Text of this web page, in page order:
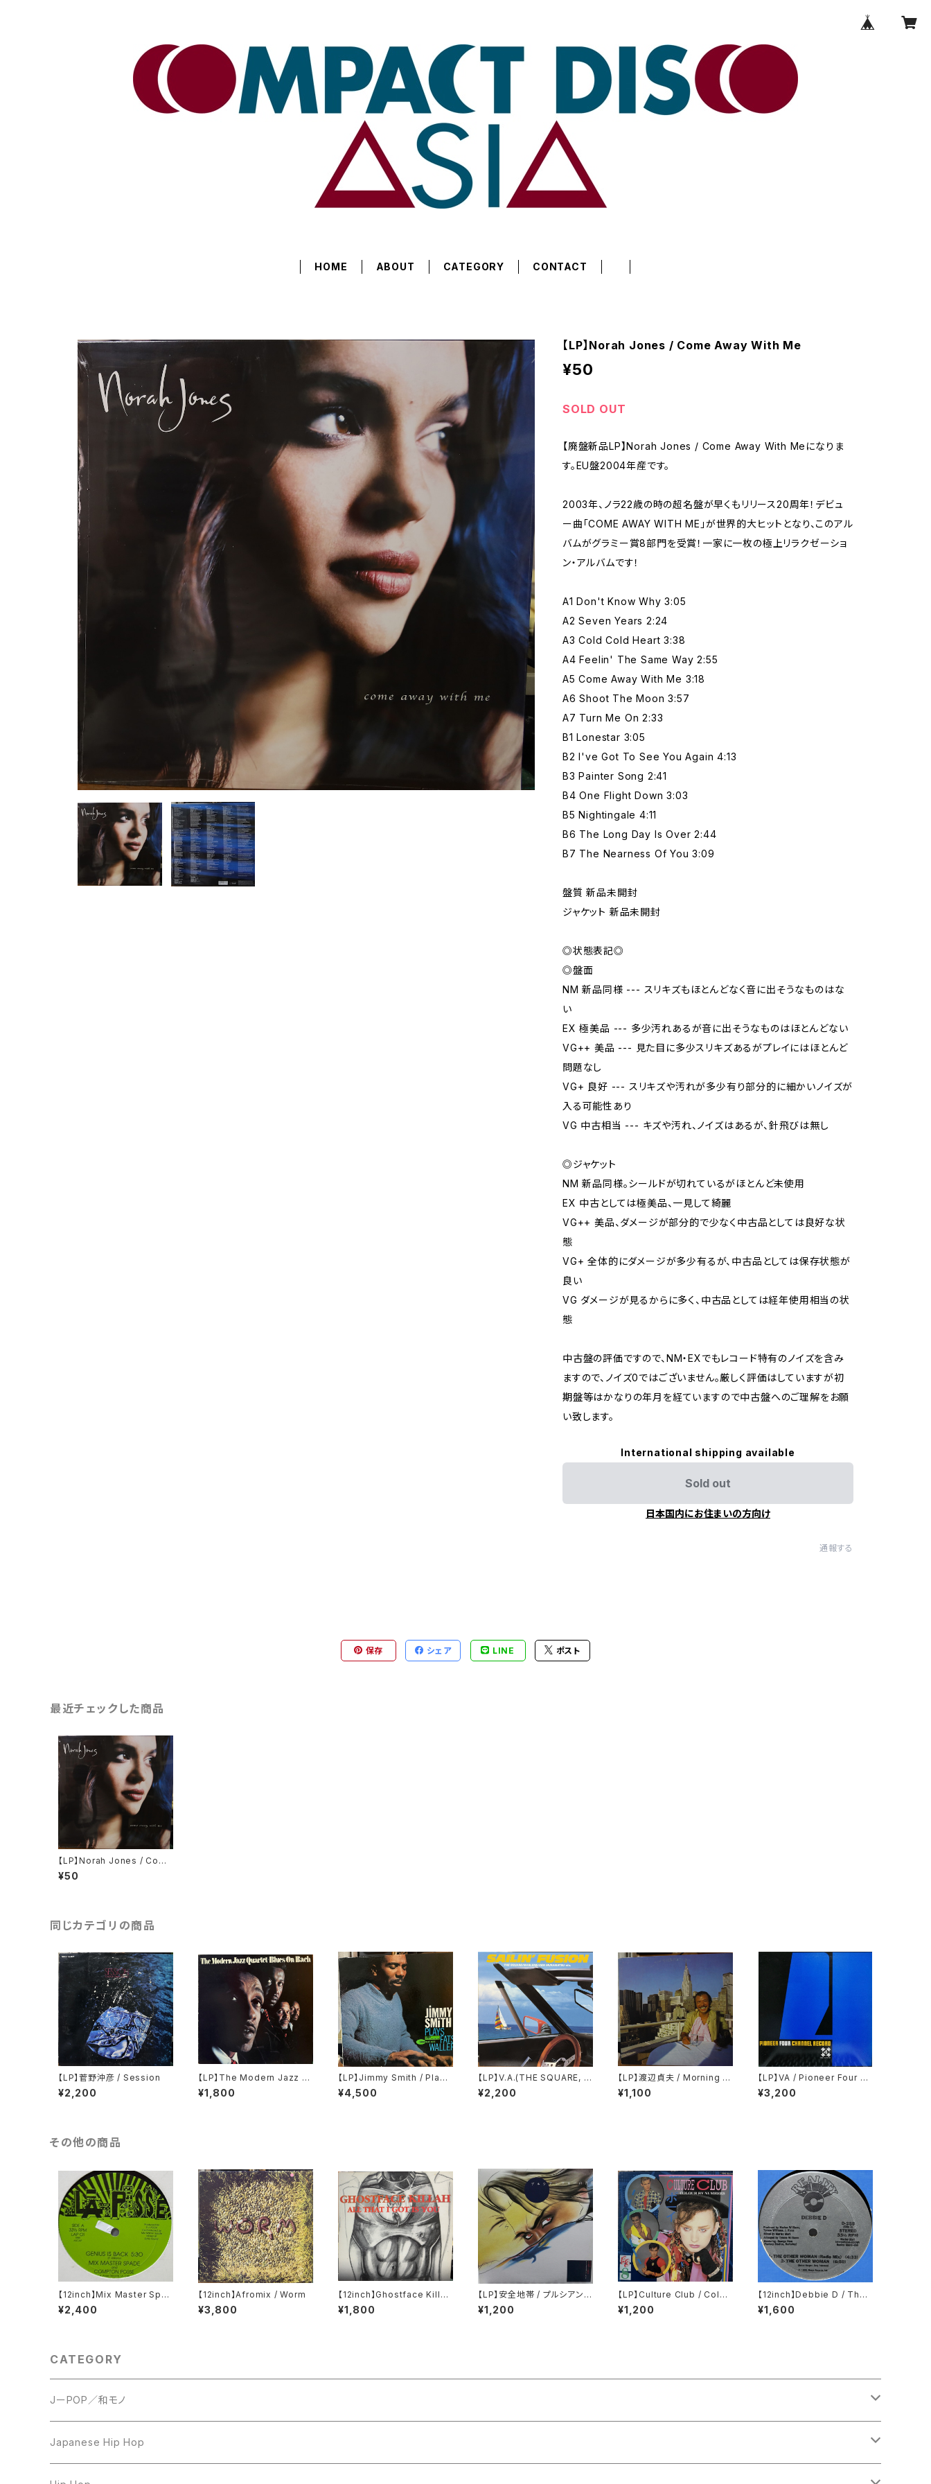
HOME ABOUT CATEGORY CONTACT
【LP】Norah Jones / Come Away With Me
¥50
SOLD OUT
【廃盤新品LP】Norah Jones / Come Away With Meになりま
す。EU盤2004年産です。
2003年、ノラ22歳の時の超名盤が早くもリリース20周年！デビュ
ー曲「COME AWAY WITH ME」が世界的大ヒットとなり、このアル
バムがグラミー賞8部門を受賞！一家に一枚の極上リラクゼーショ
ン・アルバムです！
A1 Don't Know Why 3:05
A2 Seven Years 2:24
A3 Cold Cold Heart 3:38
A4 Feelin' The Same Way 2:55
A5 Come Away With Me 3:18
A6 Shoot The Moon 3:57
A7 Turn Me On 2:33
B1 Lonestar 3:05
B2 I've Got To See You Again 4:13
B3 Painter Song 2:41
B4 One Flight Down 3:03
B5 Nightingale 4:11
B6 The Long Day Is Over 2:44
B7 The Nearness Of You 3:09
盤質 新品未開封
ジャケット 新品未開封
◎状態表記◎
◎盤面
NM 新品同様 --- スリキズもほとんどなく音に出そうなものはな
い
EX 極美品 --- 多少汚れあるが音に出そうなものはほとんどない
VG++ 美品 --- 見た目に多少スリキズあるがプレイにはほとんど
問題なし
VG+ 良好 --- スリキズや汚れが多少有り部分的に細かいノイズが
入る可能性あり
VG 中古相当 --- キズや汚れ、ノイズはあるが、針飛びは無し
◎ジャケット
NM 新品同様。シールドが切れているがほとんど未使用
EX 中古としては極美品、一見して綺麗
VG++ 美品、ダメージが部分的で少なく中古品としては良好な状
態
VG+ 全体的にダメージが多少有るが、中古品としては保存状態が
良い
VG ダメージが見るからに多く、中古品としては経年使用相当の状
態
中古盤の評価ですので、NM・EXでもレコード特有のノイズを含み
ますので、ノイズ0ではございません。厳しく評価はしていますが初
期盤等はかなりの年月を経ていますので中古盤へのご理解をお願
い致します。
International shipping available
Sold out
日本国内にお住まいの方向け
通報する
保存 シェア LINE ポスト
最近チェックした商品
【LP】Norah Jones / Come
Away With Me
¥50
同じカテゴリの商品
【LP】菅野沖彦 / Session
¥2,200
【LP】The Modern Jazz Q
uartet / Based On Bach &
The Blues
¥1,800
【LP】Jimmy Smith / Plays
Fats Waller
¥4,500
【LP】V.A.(THE SQUARE, M
ARLENE, TERUMASA HIN
O) / SAILIN' FUSION
¥2,200
【LP】渡辺貞夫 / Morning Is
land
¥1,100
【LP】VA / Pioneer Four Ch
annel Record
¥3,200
その他の商品
【12inch】Mix Master Spad
e And Compton Posse /
Genius Is Back
¥2,400
【12inch】Afromix / Worm
¥3,800
【12inch】Ghostface Killah
/ All That I Got Is You
¥1,800
【LP】安全地帯 / プルシアンブ
ルーの肖像 オリジナル・サウ
ンドトラック
¥1,200
【LP】Culture Club / Colou
r By Numbers
¥1,200
【12inch】Debbie D / The
Other Woman
¥1,600
CATEGORY
JーPOP／和モノ
LP
Japanese Hip Hop